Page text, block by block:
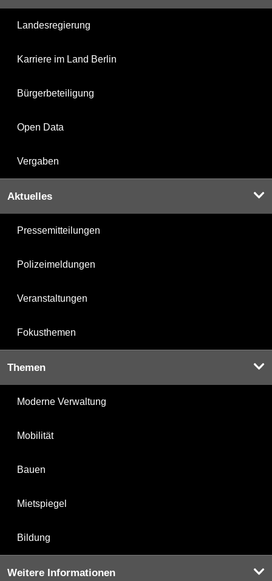
Landesregierung
Karriere im Land Berlin
Bürgerbeteiligung
Open Data
Vergaben
Aktuelles
Pressemitteilungen
Polizeimeldungen
Veranstaltungen
Fokusthemen
Themen
Moderne Verwaltung
Mobilität
Bauen
Mietspiegel
Bildung
Weitere Informationen